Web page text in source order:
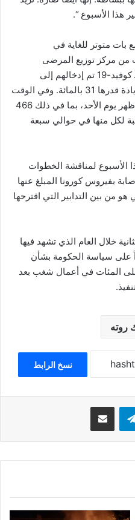
هذا الأسبوع “.
بات متوتر للغاية في
من مركز توزيع المرضى
“LCPS” أن 2100 شخص مصاب بـ كوفيد-19 تم إدخالهم إلى
المستشفيات الأسبوع الماضي، بزيادة قدرها 31 بالمائة. وفي الوقت
ذاته تلقى 2.316 مريض العلاج بعد ظهر يوم الأحد، بما في ذلك 466
لكل منها في حوالي سبعة
الأسبوع لمناقشة الخطوات
بفيروس كورونا المبلغ عنها
هو من بين التدابير التي اقترحها
خلال العام الذي تشهد فيها
على سياسة الحكومة بشأن
على المئات في أعمال شغب بعد
روته
نسخ الرابط
تيلقرام مشاركة عبر البريد